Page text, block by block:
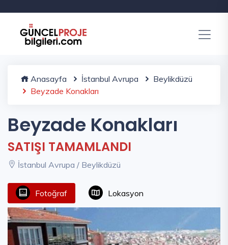
Anasayfa İstanbul Avrupa
Beylikdüzü
Beyzade Konakları
Beyzade Konakları
SATIŞI TAMAMLANDI
İstanbul Avrupa / Beylikdüzü
Fotoğraf Lokasyon